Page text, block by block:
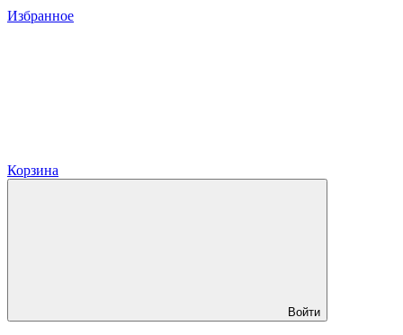
Избранное
Корзина
Войти